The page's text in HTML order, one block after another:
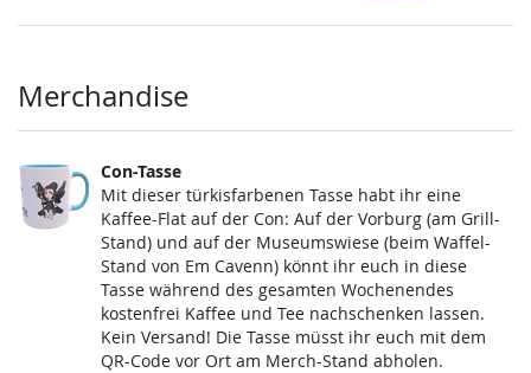
Merchandise
Con-Tasse
Mit dieser türkisfarbenen Tasse habt ihr eine
Kaffee-Flat auf der Con: Auf der Vorburg (am Grill-
Stand) und auf der Museumswiese (beim Waffel-
Stand von Em Cavenn) könnt ihr euch in diese
Tasse während des gesamten Wochenendes
kostenfrei Kaffee und Tee nachschenken lassen.
Kein Versand! Die Tasse müsst ihr euch mit dem
QR-Code vor Ort am Merch-Stand abholen.